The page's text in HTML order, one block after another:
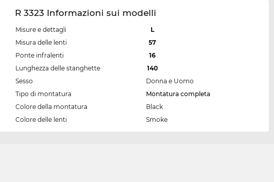
R 3323 Informazioni sui modelli
Misure e dettagli
L
Misura delle lenti
57
Ponte infralenti
16
Lunghezza delle stanghette
140
Sesso
Donna e Uomo
Tipo di montatura
Montatura completa
Colore della montatura
Black
Colore delle lenti
Smoke